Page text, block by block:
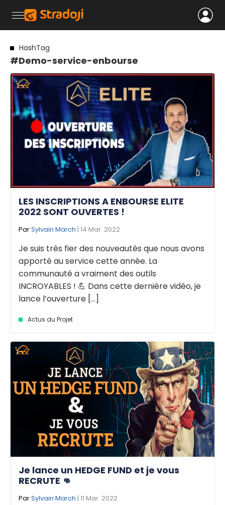
HashTag
#Demo-service-enbourse
LES INSCRIPTIONS A ENBOURSE ELITE
2022 SONT OUVERTES !
ParSylvain March | 14 Mar. 2022
Je suis très fier des nouveautés que nous avons
apporté au service cette année. La
communauté a vraiment des outils
INCROYABLES ! 💪 Dans cette dernière vidéo, je
lance l’ouverture [...]
Actus du Projet
Je lance un HEDGE FUND et je vous
RECRUTE 👊
ParSylvain March | 11 Mar. 2022